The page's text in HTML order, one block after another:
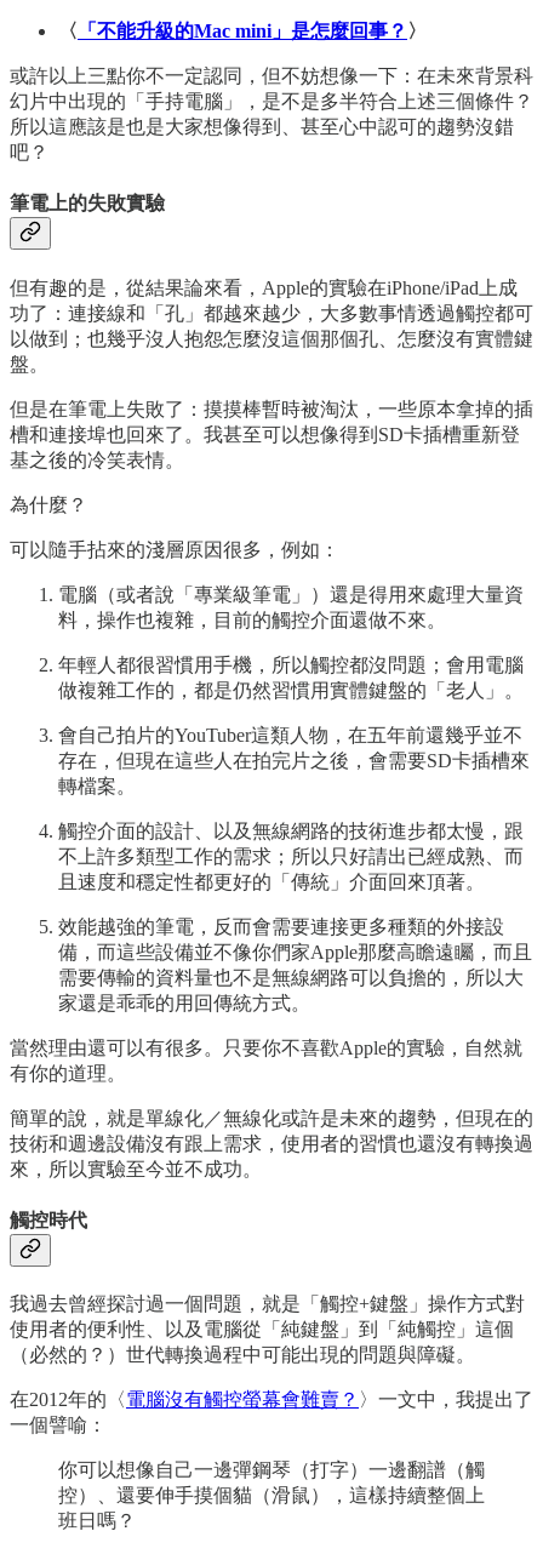
〈 「不能升級的Mac mini」是怎麼回事？ 〉
或許以上三點你不一定認同，但不妨想像一下：在未來背景科
幻片中出現的「手持電腦」，是不是多半符合上述三個條件？
所以這應該是也是大家想像得到、甚至心中認可的趨勢沒錯
吧？
筆電上的失敗實驗
但有趣的是，從結果論來看，Apple的實驗在iPhone/iPad上成
功了：連接線和「孔」都越來越少，大多數事情透過觸控都可
以做到；也幾乎沒人抱怨怎麼沒這個那個孔、怎麼沒有實體鍵
盤。
但是在筆電上失敗了：摸摸棒暫時被淘汰，一些原本拿掉的插
槽和連接埠也回來了。我甚至可以想像得到SD卡插槽重新登
基之後的冷笑表情。
為什麼？
可以隨手拈來的淺層原因很多，例如：
電腦（或者說「專業級筆電」）還是得用來處理大量資
料，操作也複雜，目前的觸控介面還做不來。
年輕人都很習慣用手機，所以觸控都沒問題；會用電腦
做複雜工作的，都是仍然習慣用實體鍵盤的「老人」。
會自己拍片的YouTuber這類人物，在五年前還幾乎並不
存在，但現在這些人在拍完片之後，會需要SD卡插槽來
轉檔案。
觸控介面的設計、以及無線網路的技術進步都太慢，跟
不上許多類型工作的需求；所以只好請出已經成熟、而
且速度和穩定性都更好的「傳統」介面回來頂著。
效能越強的筆電，反而會需要連接更多種類的外接設
備，而這些設備並不像你們家Apple那麼高瞻遠矚，而且
需要傳輸的資料量也不是無線網路可以負擔的，所以大
家還是乖乖的用回傳統方式。
當然理由還可以有很多。只要你不喜歡Apple的實驗，自然就
有你的道理。
簡單的說，就是單線化／無線化或許是未來的趨勢，但現在的
技術和週邊設備沒有跟上需求，使用者的習慣也還沒有轉換過
來，所以實驗至今並不成功。
觸控時代
我過去曾經探討過一個問題，就是「觸控+鍵盤」操作方式對
使用者的便利性、以及電腦從「純鍵盤」到「純觸控」這個
（必然的？）世代轉換過程中可能出現的問題與障礙。
在2012年的〈電腦沒有觸控螢幕會難賣？ 〉一文中，我提出了
一個譬喻：
你可以想像自己一邊彈鋼琴（打字）一邊翻譜（觸
控）、還要伸手摸個貓（滑鼠），這樣持續整個上
班日嗎？